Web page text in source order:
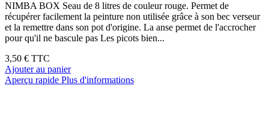
NIMBA BOX Seau de 8 litres de couleur rouge. Permet de
récupérer facilement la peinture non utilisée grâce à son bec verseur
et la remettre dans son pot d'origine. La anse permet de l'accrocher
pour qu'il ne bascule pas Les picots bien...
3,50 € TTC
Ajouter au panier
Aperçu rapide Plus d'informations